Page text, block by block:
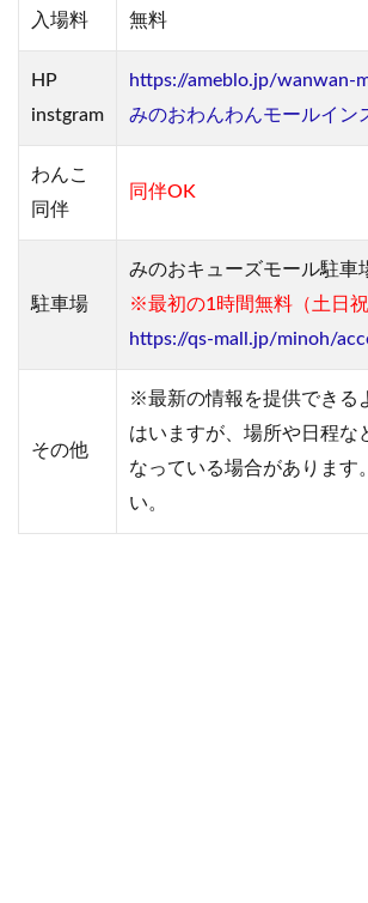
入場料 無料
HP
instgram
https://ameblo.jp/wanwan-
みのおわんわんモールイン
わんこ
同伴
同伴OK
駐車場
みのおキューズモール駐車
※最初の1時間無料（土日祝
https://qs-mall.jp/minoh/
その他
※最新の情報を提供できる
はいますが、場所や日程な
なっている場合があります
い。